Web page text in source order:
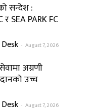
सन्देश :
र SEA PARK FC
- August 7, 2026
अग्रणी
उच्च
- August 7, 2026